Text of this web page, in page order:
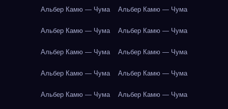
Альбер Камю — Чума Альбер Камю — Чума
Альбер Камю — Чума Альбер Камю — Чума
Альбер Камю — Чума Альбер Камю — Чума
Альбер Камю — Чума Альбер Камю — Чума
Альбер Камю — Чума Альбер Камю — Чума